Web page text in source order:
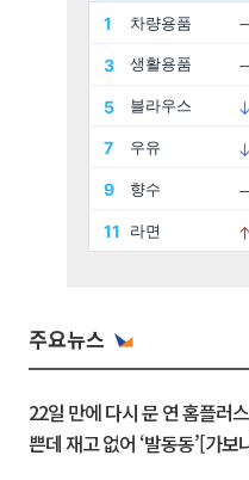
주요뉴스
22일 만에 다시 문 연 홈플러
쁜데 재고 없어 ‘발동동’[가보